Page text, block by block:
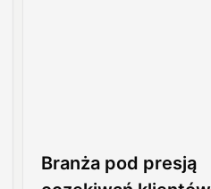
Branża pod presją